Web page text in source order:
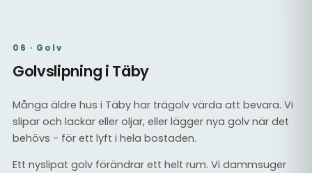
06 · Golv
Golvslipning i Täby
Många äldre hus i Täby har trägolv värda att bevara. Vi
slipar och lackar eller oljar, eller lägger nya golv när det
behövs - för ett lyft i hela bostaden.
Ett nyslipat golv förändrar ett helt rum. Vi dammsuger